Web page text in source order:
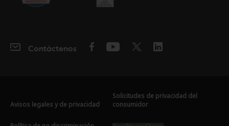
Contáctenos
Avisos legales y de privacidad
Solicitudes de privacidad del
consumidor